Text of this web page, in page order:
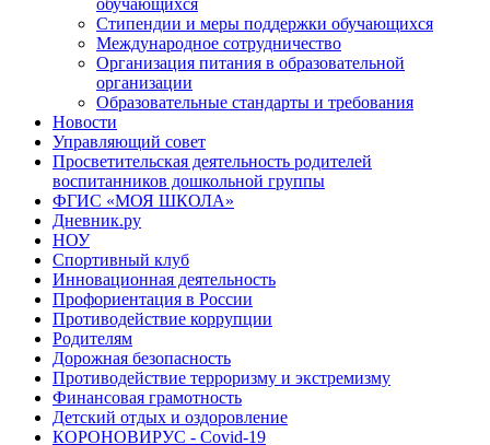
Стипендии и меры поддержки обучающихся
Международное сотрудничество
Организация питания в образовательной
организации
Образовательные стандарты и требования
Новости
Управляющий совет
Просветительская деятельность родителей
воспитанников дошкольной группы
ФГИС «МОЯ ШКОЛА»
Дневник.ру
НОУ
Спортивный клуб
Инновационная деятельность
Профориентация в России
Противодействие коррупции
Родителям
Дорожная безопасность
Противодействие терроризму и экстремизму
Финансовая грамотность
Детский отдых и оздоровление
КОРОНОВИРУС - Covid-19